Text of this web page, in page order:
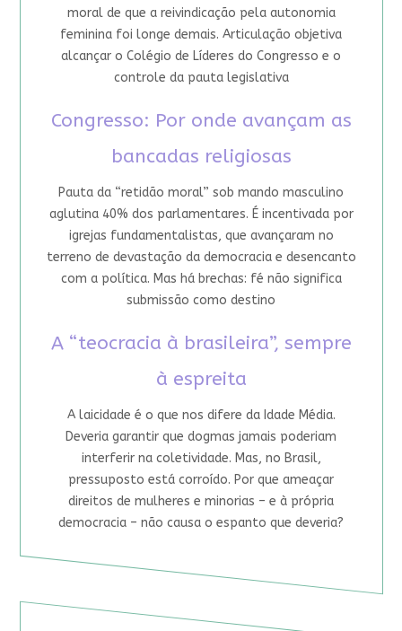
moral de que a reivindicação pela autonomia
feminina foi longe demais. Articulação objetiva
alcançar o Colégio de Líderes do Congresso e o
controle da pauta legislativa
Congresso: Por onde avançam as
bancadas religiosas
Pauta da “retidão moral” sob mando masculino
aglutina 40% dos parlamentares. É incentivada por
igrejas fundamentalistas, que avançaram no
terreno de devastação da democracia e desencanto
com a política. Mas há brechas: fé não significa
submissão como destino
A “teocracia à brasileira”, sempre
à espreita
A laicidade é o que nos difere da Idade Média.
Deveria garantir que dogmas jamais poderiam
interferir na coletividade. Mas, no Brasil,
pressuposto está corroído. Por que ameaçar
direitos de mulheres e minorias – e à própria
democracia – não causa o espanto que deveria?